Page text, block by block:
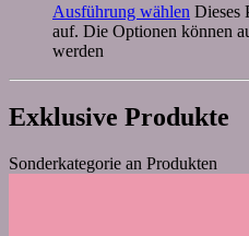
Ausführung wählen Dieses
auf. Die Optionen können
werden
Exklusive Produkte
Sonderkategorie an Produkten